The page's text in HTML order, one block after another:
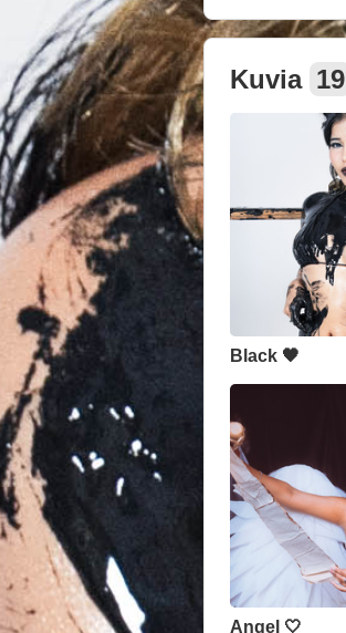
Kuvia 19
Black 🖤
Angel 🤍